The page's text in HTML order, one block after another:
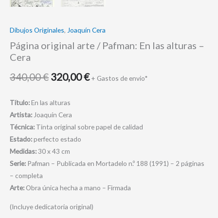
Dibujos Originales, Joaquín Cera
Página original arte / Pafman: En las alturas –
Cera
340,00€ 320,00€ + Gastos de envio*
Título:En las alturas
Artista: Joaquín Cera
Técnica: Tinta original sobre papel de calidad
Estado:perfecto estado
Medidas:30 x 43 cm
Serie: Pafman – Publicada en Mortadelo n.º 188 (1991) – 2 páginas
– completa
Arte: Obra única hecha a mano – Firmada
(Incluye dedicatoria original)